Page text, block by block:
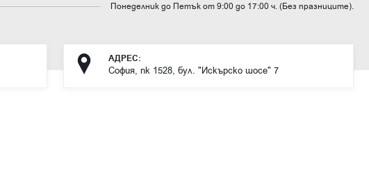
Понеделник до Петък от 9:00 до 17:00 ч. (Без празниците).
АДРЕС:
София, пк 1528, бул. "Искърско шосе" 7